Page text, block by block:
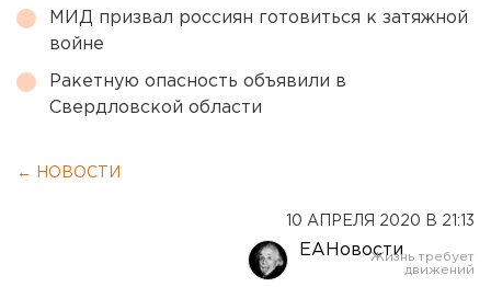
МИД призвал россиян готовиться к затяжной
войне
Ракетную опасность объявили в
Свердловской области
← НОВОСТИ
10 АПРЕЛЯ 2020 В 21:13
ЕАНовости